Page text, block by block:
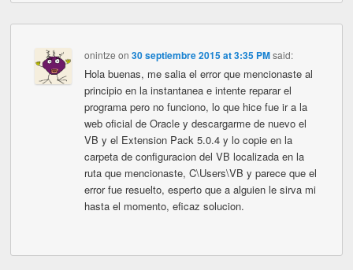
onintze on 30 septiembre 2015 at 3:35 PM said:
Hola buenas, me salia el error que mencionaste al
principio en la instantanea e intente reparar el
programa pero no funciono, lo que hice fue ir a la
web oficial de Oracle y descargarme de nuevo el
VB y el Extension Pack 5.0.4 y lo copie en la
carpeta de configuracion del VB localizada en la
ruta que mencionaste, C\Users\VB y parece que el
error fue resuelto, esperto que a alguien le sirva mi
hasta el momento, eficaz solucion.